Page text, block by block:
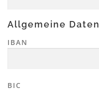
Allgemeine Daten
IBAN
BIC